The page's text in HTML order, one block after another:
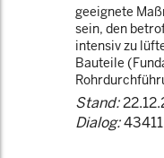
geeignete
sein, den
intensiv zu
Bauteile
Stand:
Dialog:43411